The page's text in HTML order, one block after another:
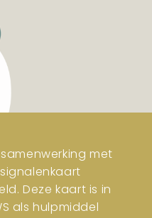
met
Deze kaart is in
als hulpmiddel